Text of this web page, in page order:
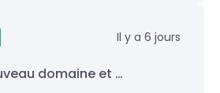
Il y a 6 jours
domaine et …